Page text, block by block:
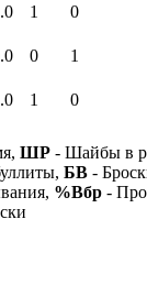
1
0
0
1
1
0
ШР - Шайбы в
БВ -
%Вбр -